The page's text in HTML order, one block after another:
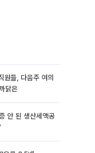
원들, 다음주 여의
닭은
안 된 생산세액공